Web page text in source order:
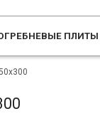
ПЛИТЫ